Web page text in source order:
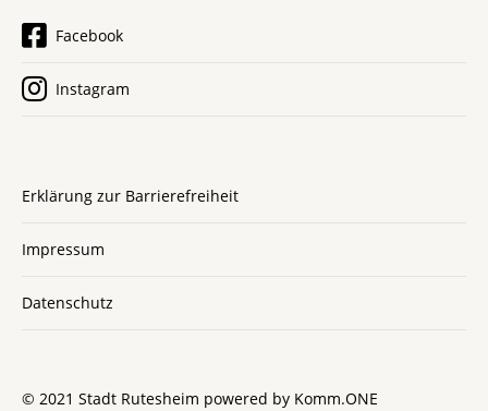
Facebook
Instagram
Erklärung zur Barrierefreiheit
Impressum
Datenschutz
© 2021 Stadt Rutesheim powered by Komm.ONE